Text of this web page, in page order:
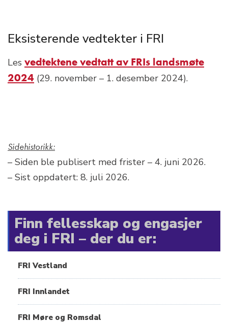
Eksisterende vedtekter i FRI
Les vedtektene vedtatt av FRIs landsmøte
2024 (29. november – 1. desember 2024).
Sidehistorikk:
– Siden ble publisert med frister – 4. juni 2026.
– Sist oppdatert: 8. juli 2026.
Finn fellesskap og engasjer
deg i FRI – der du er:
FRI Vestland
FRI Innlandet
FRI Møre og Romsdal